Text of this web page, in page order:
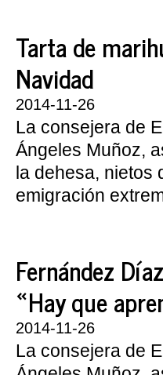
Tarta de
Navidad
2014-11-26
La consejera de
Ángeles Muñoz,
la dehesa, nietos
emigración
Fernández
«Hay que
2014-11-26
La consejera de